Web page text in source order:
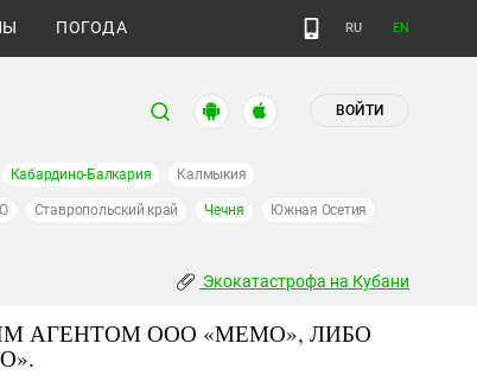
ПОГОДА RU EN
ВОЙТИ
Кабардино-Балкария Калмыкия
Ставропольский край Чечня Южная Осетия
Экокатастрофа на Кубани
АГЕНТОМ ООО «МЕМО», ЛИБО